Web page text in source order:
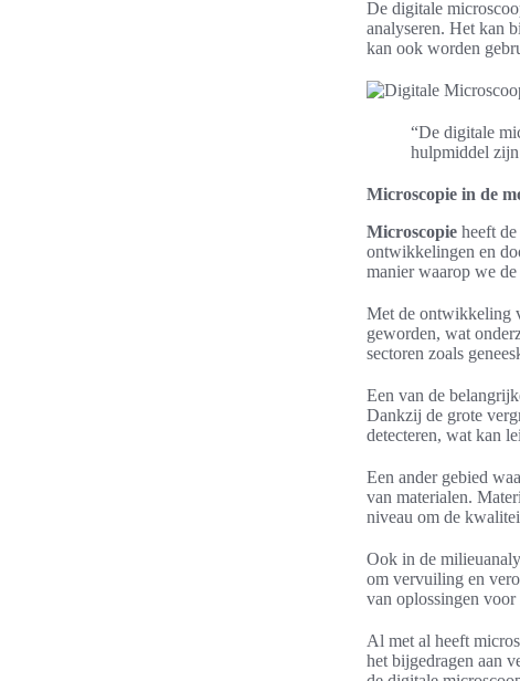
De digitale
analyseren. Het kan
kan ook worden
“De digitale
hulpmiddel
Microscopie in de
Microscopie heeft
ontwikkelingen en
manier waarop we
Met de ontwikkeling
geworden, wat
sectoren zoals
Een van de
Dankzij de grote
detecteren, wat kan
Een ander gebied
van materialen.
niveau om de
Ook in de
om vervuiling en
van oplossingen
Al met al heeft
het bijgedragen aan